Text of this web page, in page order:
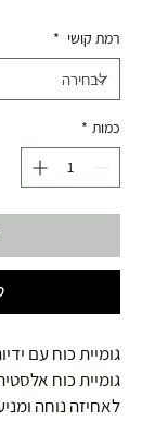
רמת קושי *
כמות *
גומיית כוח עם
גומיית כוח
לאחיזה נוחה